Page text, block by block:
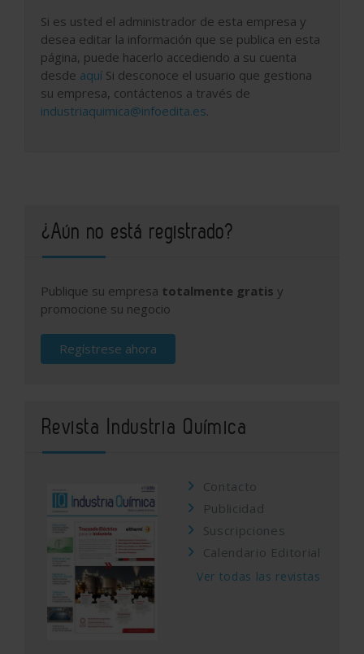
Si es usted el administrador de esta empresa y
desea editar la información que se publica en esta
página, puede hacerlo accediendo a su cuenta
desde aquí Si desconoce el usuario que gestiona
su empresa, contáctenos a través de
industriaquimica@infoedita.es.
¿Aún no está registrado?
Publique su empresa totalmente gratis y
promocione su negocio
Regístrese ahora
Revista Industria Química
Contacto
Publicidad
Suscripciones
Calendario Editorial
Ver todas las revistas